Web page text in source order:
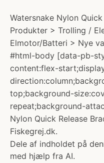
Watersnake Nylon
Produkter > Trolling /
Elmotor/Batteri > Nye
#html-body [data-pb-
content:flex-
top;background-
repeat;background-
Nylon Quick Release
Fiskegrej.dk.
Dele af indholdet på
med hjælp fra AI.